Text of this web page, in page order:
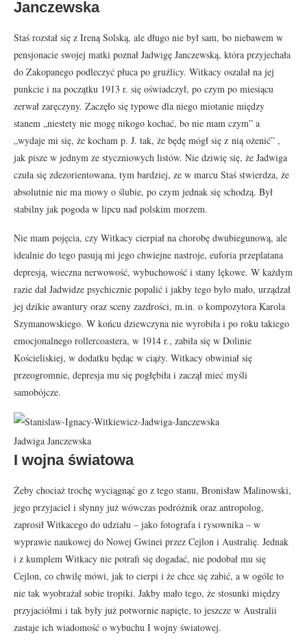
Janczewska
Staś rozstał się z Ireną Solską, ale długo nie był sam, bo niebawem w
pensjonacie swojej matki poznał Jadwigę Janczewską, która przyjechała
do Zakopanego podleczyć płuca po gruźlicy. Witkacy oszalał na jej
punkcie i na początku 1913 r. się oświadczył, po czym po miesiącu
zerwał zaręczyny. Zaczęło się typowe dla niego miotanie między
stanem „niestety nie mogę nikogo kochać, bo nie mam czym” a
„wydaje mi się, że kocham p. J. tak, że będę mógł się z nią ożenić” ,
jak pisze w jednym ze styczniowych listów. Nie dziwię się, że Jadwiga
czuła się zdezorientowana, tym bardziej, ze w marcu Staś stwierdza, że
absolutnie nie ma mowy o ślubie, po czym jednak się schodzą. Był
stabilny jak pogoda w lipcu nad polskim morzem.
Nie mam pojęcia, czy Witkacy cierpiał na chorobę dwubiegunową, ale
idealnie do tego pasują mi jego chwiejne nastroje, euforia przeplatana
depresją, wieczna nerwowość, wybuchowość i stany lękowe. W każdym
razie dał Jadwidze psychicznie popalić i jakby tego było mało, urządzał
jej dzikie awantury oraz sceny zazdrości, m.in. o kompozytora Karola
Szymanowskiego. W końcu dziewczyna nie wyrobiła i po roku takiego
emocjonalnego rollercoastera, w 1914 r., zabiła się w Dolinie
Kościeliskiej, w dodatku będąc w ciąży. Witkacy obwiniał się
przeogromnie, depresja mu się pogłębiła i zaczął mieć myśli
samobójcze.
Jadwiga Janczewska
I wojna światowa
Żeby chociaż trochę wyciągnąć go z tego stanu, Bronisław Malinowski,
jego przyjaciel i słynny już wówczas podróżnik oraz antropolog,
zaprosił Witkacego do udziału – jako fotografa i rysownika – w
wyprawie naukowej do Nowej Gwinei przez Cejlon i Australię. Jednak
i z kumplem Witkacy nie potrafi się dogadać, nie podobał mu się
Cejlon, co chwilę mówi, jak to cierpi i że chce się zabić, a w ogóle to
nie tak wyobrażał sobie tropiki. Jakby mało tego, że stosunki między
przyjaciółmi i tak były już potwornie napięte, to jeszcze w Australii
zastaje ich wiadomość o wybuchu I wojny światowej.